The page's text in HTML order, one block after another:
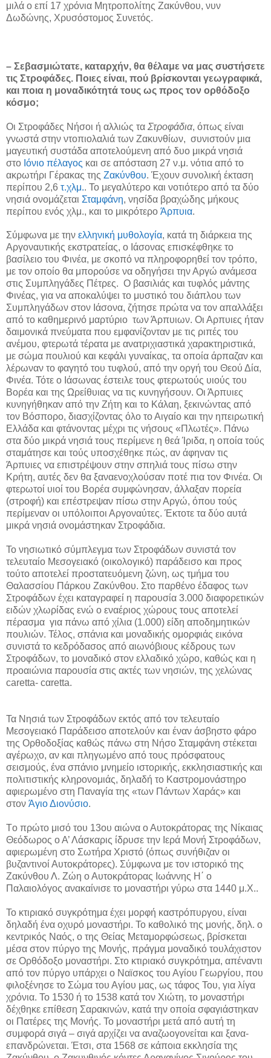
μιλά ο επί 17 χρόνια Μητροπολίτης Ζακύνθου, νυν
Δωδώνης, Χρυσόστομος Συνετός.
– Σεβασμιώτατε, καταρχήν, θα θέλαμε να μας συστήσετε
τις Στροφάδες. Ποιες είναι, πού βρίσκονται γεωγραφικά,
και ποια η μοναδικότητά τους ως προς τον ορθόδοξο
κόσμο;
Οι Στροφάδες Νήσοι ή αλλιώς τα Στροφάδια, όπως είναι
γνωστά στην ντοπιολαλιά των Ζακυνθίων, συνιστούν μια
μαγευτική συστάδα αποτελούμενη από δυο μικρά νησιά
στο Ιόνιο πέλαγος και σε απόσταση 27 ν.μ. νότια από το
ακρωτήρι Γέρακας της Ζακύνθου. Έχουν συνολική έκταση
περίπου 2,6 τ.χλμ.. Το μεγαλύτερο και νοτιότερο από τα δύο
νησιά ονομάζεται Σταμφάνη, νησίδα βραχώδης μήκους
περίπου ενός χλμ., και το μικρότερο Άρπυια.
Σύμφωνα με την ελληνική μυθολογία, κατά τη διάρκεια της
Αργοναυτικής εκστρατείας, ο Ιάσονας επισκέφθηκε το
βασίλειο του Φινέα, με σκοπό να πληροφορηθεί τον τρόπο,
με τον οποίο θα μπορούσε να οδηγήσει την Αργώ ανάμεσα
στις Συμπληγάδες Πέτρες. Ο βασιλιάς και τυφλός μάντης
Φινέας, για να αποκαλύψει το μυστικό του διάπλου των
Συμπληγάδων στον Ιάσονα, ζήτησε πρώτα να τον απαλλάξει
από το καθημερινό μαρτύριο των Άρπυιων. Οι Αρπυιες ήταν
δαιμονικά πνεύματα που εμφανίζονταν με τις ριπές του
ανέμου, φτερωτά τέρατα με ανατριχιαστικά χαρακτηριστικά,
με σώμα πουλιού και κεφάλι γυναίκας, τα οποία άρπαζαν και
λέρωναν το φαγητό του τυφλού, από την οργή του Θεού Δία,
Φινέα. Τότε ο Ιάσωνας έστειλε τους φτερωτούς υιούς του
Βορέα και της Ωρείθυιας να τις κυνηγήσουν. Οι Άρπυιες
κυνηγήθηκαν από την Ζήτη και το Κάλαη, ξεκινώντας από
τον Βόσπορο, διασχίζοντας όλο το Αιγαίο και την ηπειρωτική
Ελλάδα και φτάνοντας μέχρι τις νήσους «Πλωτές». Πάνω
στα δύο μικρά νησιά τους περίμενε η θεά Ίριδα, η οποία τούς
σταμάτησε και τούς υποσχέθηκε πώς, αν άφηναν τις
Άρπυιες να επιστρέψουν στην σπηλιά τους πίσω στην
Κρήτη, αυτές δεν θα ξαναενοχλούσαν ποτέ πια τον Φινέα. Οι
φτερωτοί υιοί του Βορέα συμφώνησαν, άλλαξαν πορεία
(στροφή) και επέστρεψαν πίσω στην Αργώ, όπου τούς
περίμεναν οι υπόλοιποι Αργοναύτες. Έκτοτε τα δύο αυτά
μικρά νησιά ονομάστηκαν Στροφάδια.
Το νησιωτικό σύμπλεγμα των Στροφάδων συνιστά τον
τελευταίο Μεσογειακό (οικολογικό) παράδεισο και προς
τούτο αποτελεί προστατευόμενη ζώνη, ως τμήμα του
Θαλασσίου Πάρκου Ζακύνθου. Στο παρθένο έδαφος των
Στροφάδων έχει καταγραφεί η παρουσία 3.000 διαφορετικών
ειδών χλωρίδας ενώ ο εναέριος χώρους τους αποτελεί
πέρασμα για πάνω από χίλια (1.000) είδη αποδημητικών
πουλιών. Τέλος, σπάνια και μοναδικής ομορφιάς εικόνα
συνιστά το κεδρόδασος από αιωνόβιους κέδρους των
Στροφάδων, το μοναδικό στον ελλαδικό χώρο, καθώς και η
προαιώνια παρουσία στις ακτές των νησιών, της χελώνας
caretta- cαretta.
Τα Νησιά των Στροφάδων εκτός από τον τελευταίο
Μεσογειακό Παράδεισο αποτελούν και έναν άσβηστο φάρο
της Ορθοδοξίας καθώς πάνω στη Νήσο Σταμφάνη στέκεται
αγέρωχο, αν και πληγωμένο από τους πρόσφατους
σεισμούς, ένα σπάνιο μνημείο ιστορικής, εκκλησιαστικής και
πολιτιστικής κληρονομιάς, δηλαδή το Καστρομονάστηρο
αφιερωμένο στη Παναγία της «των Πάντων Χαράς» και
στον Άγιο Διονύσιο.
Tο πρώτο μισό του 13ου αιώνα ο Αυτοκράτορας της Νίκαιας
Θεόδωρος ο Α’ Λάσκαρις ίδρυσε την Ιερά Μονή Στροφάδων,
αφιερωμένη στο Σωτήρα Χριστό (όπως συνήθιζαν οι
βυζαντινοί Αυτοκράτορες). Σύμφωνα με τον ιστορικό της
Ζακύνθου Λ. Ζώη ο Αυτοκράτορας Ιωάννης H΄ ο
Παλαιολόγος ανακαίνισε το μοναστήρι γύρω στα 1440 μ.Χ..
Το κτιριακό συγκρότημα έχει μορφή καστρόπυργου, είναι
δηλαδή ένα οχυρό μοναστήρι. Το καθολικό της μονής, δηλ. ο
κεντρικός Ναός, ο της Θείας Μεταμορφώσεως, βρίσκεται
μέσα στον πύργο της Μονής, πράγμα μοναδικό τουλάχιστον
σε Ορθόδοξο μοναστήρι. Στο κτιριακό συγκρότημα, απέναντι
από τον πύργο υπάρχει ο Ναϊσκος του Αγίου Γεωργίου, που
φιλοξένησε το Σώμα του Αγίου μας, ως τάφος Του, για λίγα
χρόνια. Το 1530 ή το 1538 κατά τον Χιώτη, το μοναστήρι
δέχθηκε επίθεση Σαρακινών, κατά την οποία σφαγιάστηκαν
οι Πατέρες της Μονής. Το μοναστήρι μετά από αυτή τη
συμφορά σιγά – σιγά αρχίζει να αναζωογονείται και ξανα-
επανδρώνεται. Έτσι, στα 1568 σε κάποια εκκλησία της